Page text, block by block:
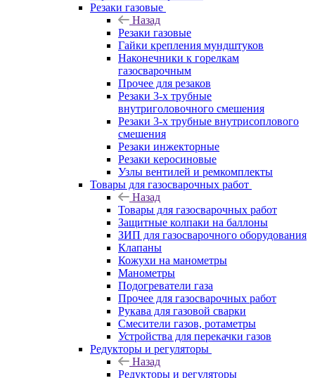
Резаки газовые
Назад
Резаки газовые
Гайки крепления мундштуков
Наконечники к горелкам
газосварочным
Прочее для резаков
Резаки 3-х трубные
внутриголовочного смешения
Резаки 3-х трубные внутрисоплового
смешения
Резаки инжекторные
Резаки керосиновые
Узлы вентилей и ремкомплекты
Товары для газосварочных работ
Назад
Товары для газосварочных работ
Защитные колпаки на баллоны
ЗИП для газосварочного оборудования
Клапаны
Кожухи на манометры
Манометры
Подогреватели газа
Прочее для газосварочных работ
Рукава для газовой сварки
Смесители газов, ротаметры
Устройства для перекачки газов
Редукторы и регуляторы
Назад
Редукторы и регуляторы